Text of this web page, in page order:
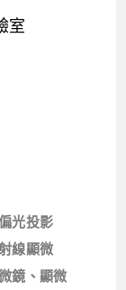
室
光投影
線顯微
鏡、顯微